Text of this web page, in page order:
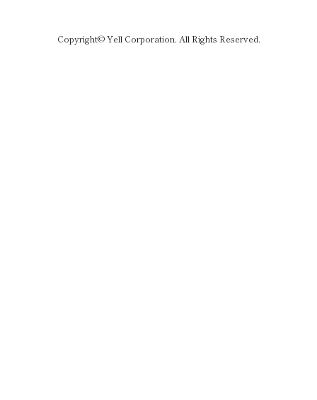
Copyright© Yell Corporation. All Rights Reserved.